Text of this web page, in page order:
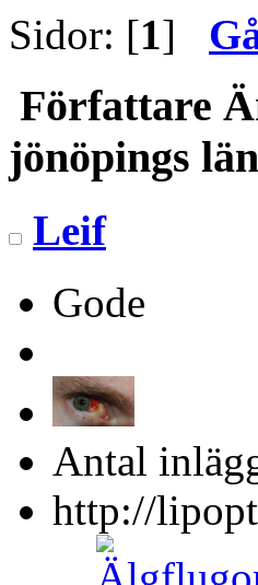
Sidor: [1]
Författare
jönöpings
Leif
Gode
Antal
http://